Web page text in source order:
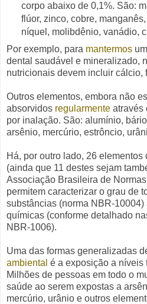
corpo abaixo de 0,1%. São:
flúor, zinco, cobre,
níquel, molibdênio, vanádio,
Por exemplo, para mantermos
dental saudável e mineralizado,
nutricionais devem incluir cálcio,
Outros elementos, embora não
absorvidos regularmente através
por inalação. São: alumínio,
arsênio, mercúrio, estrôncio,
Há, por outro lado, 26
(ainda que 11 destes sejam
Associação Brasileira de
permitem caracterizar o grau de
substâncias (norma NBR-10004)
químicas (conforme detalhado
NBR-1006).
Uma das formas generalizadas
ambiental é a exposição a níveis
Milhões de pessoas em todo o
saúde ao serem expostas a
mercúrio, urânio e outros